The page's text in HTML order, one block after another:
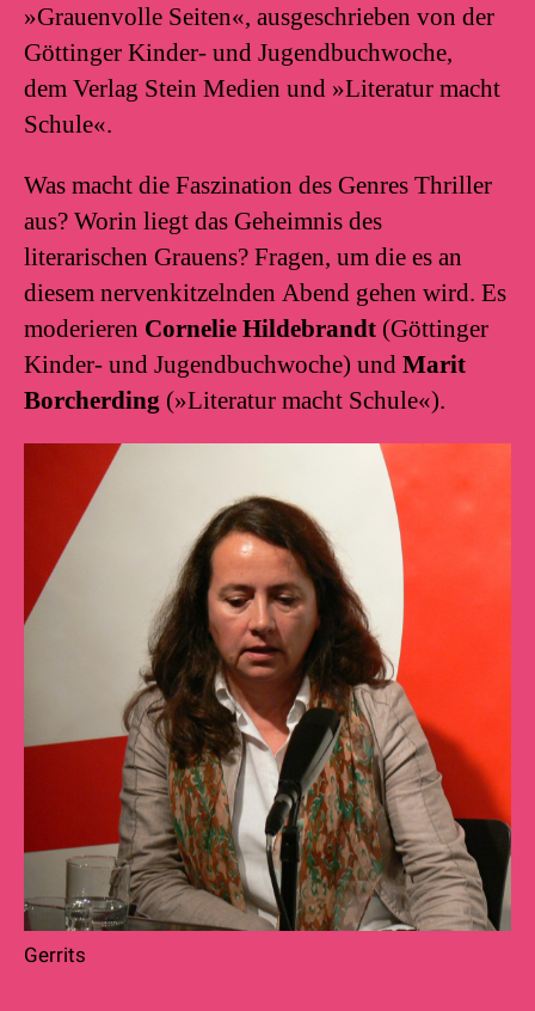
»Grauenvolle Seiten«, ausgeschrieben von der
Göttinger Kinder- und Jugendbuchwoche,
dem Verlag Stein Medien und »Literatur macht
Schule«.
Was macht die Faszination des Genres Thriller
aus? Worin liegt das Geheimnis des
literarischen Grauens? Fragen, um die es an
diesem nervenkitzelnden Abend gehen wird. Es
moderieren Cornelie Hildebrandt (Göttinger
Kinder- und Jugendbuchwoche) und Marit
Borcherding (»Literatur macht Schule«).
Gerrits